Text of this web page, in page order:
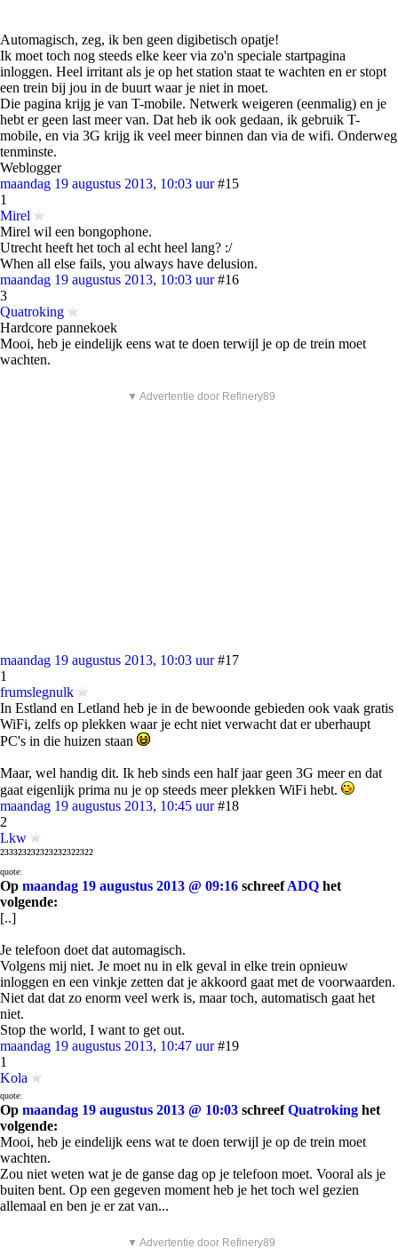
Automagisch, zeg, ik ben geen digibetisch opatje!
Ik moet toch nog steeds elke keer via zo'n speciale startpagina
inloggen. Heel irritant als je op het station staat te wachten en er stopt
een trein bij jou in de buurt waar je niet in moet.
Die pagina krijg je van T-mobile. Netwerk weigeren (eenmalig) en je
hebt er geen last meer van. Dat heb ik ook gedaan, ik gebruik T-
mobile, en via 3G krijg ik veel meer binnen dan via de wifi. Onderweg
tenminste.
Weblogger
maandag 19 augustus 2013, 10:03 uur #15
1
Mirel
Mirel wil een bongophone.
Utrecht heeft het toch al echt heel lang? :/
When all else fails, you always have delusion.
maandag 19 augustus 2013, 10:03 uur #16
3
Quatroking
Hardcore pannekoek
Mooi, heb je eindelijk eens wat te doen terwijl je op de trein moet
wachten.
▼ Advertentie door Refinery89
maandag 19 augustus 2013, 10:03 uur #17
1
frumslegnulk
In Estland en Letland heb je in de bewoonde gebieden ook vaak gratis
WiFi, zelfs op plekken waar je echt niet verwacht dat er uberhaupt
PC's in die huizen staan
Maar, wel handig dit. Ik heb sinds een half jaar geen 3G meer en dat
gaat eigenlijk prima nu je op steeds meer plekken WiFi hebt.
maandag 19 augustus 2013, 10:45 uur #18
2
Lkw
²³³³²³²³²³²³²³²³²²³²²
quote:
Op maandag 19 augustus 2013 @ 09:16 schreefADQ het
volgende:
[..]
Je telefoon doet dat automagisch.
Volgens mij niet. Je moet nu in elk geval in elke trein opnieuw
inloggen en een vinkje zetten dat je akkoord gaat met de voorwaarden.
Niet dat dat zo enorm veel werk is, maar toch, automatisch gaat het
niet.
Stop the world, I want to get out.
maandag 19 augustus 2013, 10:47 uur #19
1
Kola
quote:
Op maandag 19 augustus 2013 @ 10:03 schreefQuatroking het
volgende:
Mooi, heb je eindelijk eens wat te doen terwijl je op de trein moet
wachten.
Zou niet weten wat je de ganse dag op je telefoon moet. Vooral als je
buiten bent. Op een gegeven moment heb je het toch wel gezien
allemaal en ben je er zat van...
▼ Advertentie door Refinery89